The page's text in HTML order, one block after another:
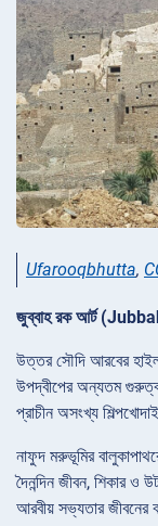
Ufarooqbhutta,
জুব্বাহ রক আর্ট
উত্তর সৌদি আরবের
উপদ্বীপের অন্যতম
প্রাচীন অসংখ্য
নাফুদ মরুভূমির
দৈনন্দিন জীবন, শিকার ও
আরবীয় সভ্যতার